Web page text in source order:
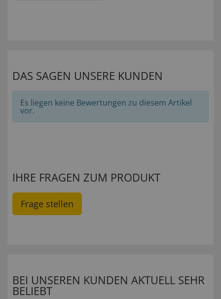
DAS SAGEN UNSERE KUNDEN
Es liegen keine Bewertungen zu diesem Artikel
vor.
IHRE FRAGEN ZUM PRODUKT
Frage stellen
BEI UNSEREN KUNDEN AKTUELL SEHR
BELIEBT